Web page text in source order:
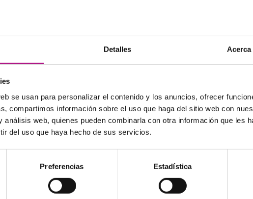
Detalles
se usan para personalizar el contenido y los anuncios, ofrecer
compartimos información sobre el uso que haga del sitio web con
análisis web, quienes pueden combinarla con otra información que les
del uso que haya hecho de sus servicios.
Preferencias Estadística
to have?
specific red wine. Is that possible?
?
I would like to have someolives, please.
wine, would you like to have another
one?
a look at the menu